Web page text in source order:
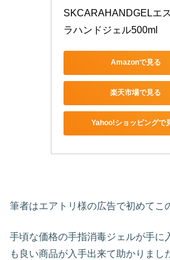
SKCARAHANDGELエ
ラハンドジェル500ml
Amazonで見る
楽天市場で見る
Yahoo!ショッピングで
筆者はエアトリ様の広告で初めてこ
手頃な価格の手指消毒ジェルが手に
も良い商品が入手出来て助かりまし